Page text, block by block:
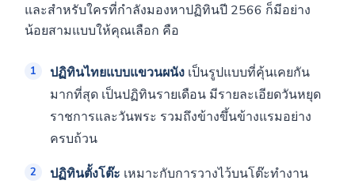
และสำหรับใครที่กำลังมองหาปฏิทินปี 2566 ก็มีอย่าง
น้อยสามแบบให้คุณเลือก คือ
ปฏิทินไทยแบบแขวนผนัง เป็นรูปแบบที่คุ้นเคยกัน
มากที่สุด เป็นปฏิทินรายเดือน มีรายละเอียดวันหยุด
ราชการและวันพระ รวมถึงข้างขึ้นข้างแรมอย่าง
ครบถ้วน
ปฏิทินตั้งโต๊ะ เหมาะกับการวางไว้บนโต๊ะทำงาน